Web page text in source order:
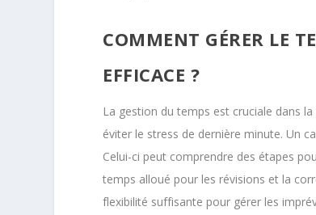
COMMENT GÉRER LE
EFFICACE ?
La gestion du temps est cruciale dans
éviter le stress de dernière minute. Un
Celui-ci peut comprendre des étapes
temps alloué pour les révisions et la
flexibilité suffisante pour gérer les